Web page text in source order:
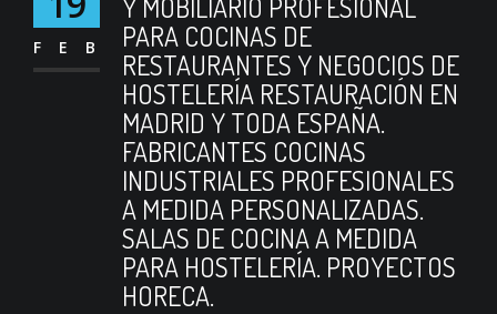
FEB
Y MOBILIARIO PROFESIONAL
PARA COCINAS DE
RESTAURANTES Y NEGOCIOS DE
HOSTELERÍA RESTAURACIÓN EN
MADRID Y TODA ESPAÑA.
FABRICANTES COCINAS
INDUSTRIALES PROFESIONALES
A MEDIDA PERSONALIZADAS.
SALAS DE COCINA A MEDIDA
PARA HOSTELERÍA. PROYECTOS
HORECA.